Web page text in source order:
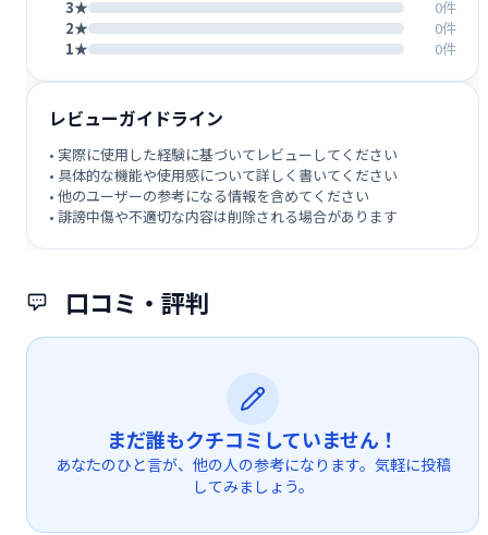
口コミ・評判
まだ誰もクチコミしていません！
あなたのひと言が、他の人の参考になります。気軽に投稿
してみましょう。
3★
0件
2★
0件
1★
0件
レビューガイドライン
• 実際に使用した経験に基づいてレビューしてください
• 具体的な機能や使用感について詳しく書いてください
• 他のユーザーの参考になる情報を含めてください
• 誹謗中傷や不適切な内容は削除される場合があります